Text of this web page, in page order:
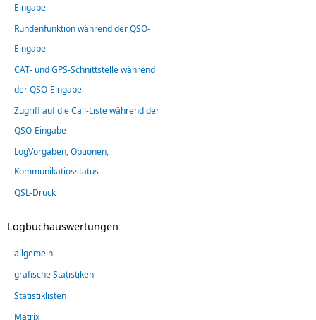
Eingabe
Rundenfunktion während der QSO-
Eingabe
CAT- und GPS-Schnittstelle während
der QSO-Eingabe
Zugriff auf die Call-Liste während der
QSO-Eingabe
LogVorgaben, Optionen,
Kommunikatiosstatus
QSL-Druck
Logbuchauswertungen
allgemein
grafische Statistiken
Statistiklisten
Matrix